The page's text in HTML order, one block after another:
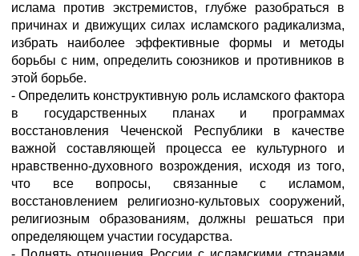
ислама против экстремистов, глубже разобраться в
причинах и движущих силах исламского радикализма,
избрать наиболее эффективные формы и методы
борьбы с ним, определить союзников и противников в
этой борьбе.
- Определить конструктивную роль исламского фактора
в государственных планах и программах
восстановления Чеченской Республики в качестве
важной составляющей процесса ее культурного и
нравственно-духовного возрождения, исходя из того,
что все вопросы, связанные с исламом,
восстановлением религиозно-культовых сооружений,
религиозным образованиям, должны решаться при
определяющем участии государства.